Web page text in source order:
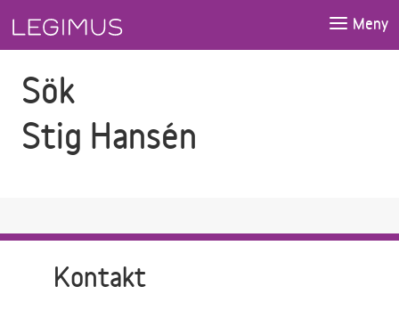
Meny
Sök
Stig Hansén
Kontakt